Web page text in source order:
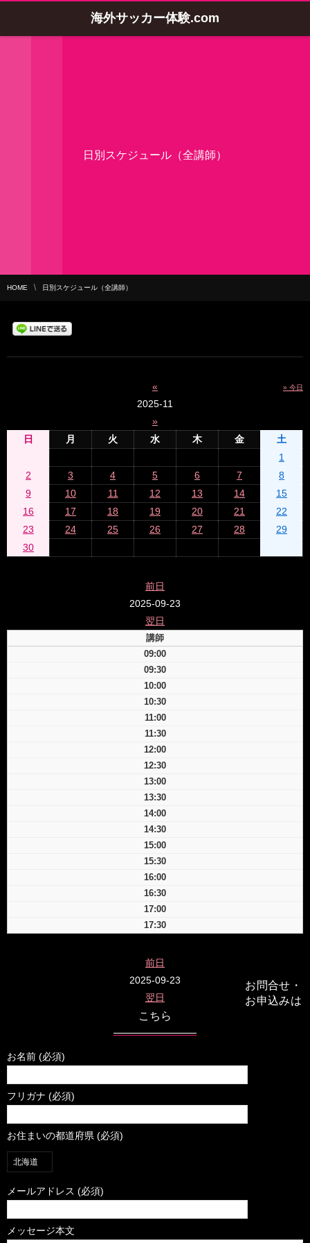
海外サッカー体験.com
日別スケジュール（全講師）
HOME 日別スケジュール（全講師）
«
2025-11
»
» 今日
日 月 火 水 木 金
土
1
2
3 4 5 6 7
8
9
10 11 12 13 14
15
16
17 18 19 20 21
22
23
24 25 26 27 28
29
30
前日
2025-09-23
翌日
講師
09:00
09:30
10:00
10:30
11:00
11:30
12:00
12:30
13:00
13:30
14:00
14:30
15:00
15:30
16:00
16:30
17:00
17:30
前日
2025-09-23
翌日
お問合せ・
お申込みは
こちら
お名前 (必須)
フリガナ (必須)
お住まいの都道府県 (必須)
メールアドレス (必須)
メッセージ本文